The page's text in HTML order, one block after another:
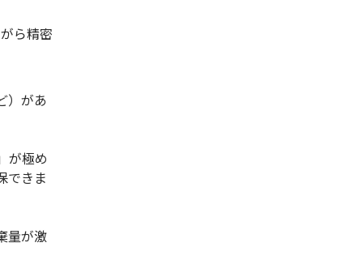
ら精密
）があ
が極め
できま
量が激